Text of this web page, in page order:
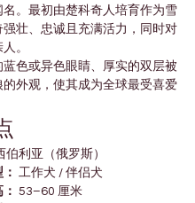
名。最初由楚科奇人培育作为雪
强壮、忠诚且充满活力，同时对
。
色或异色眼睛、厚实的双层被
的外观，使其成为全球最受喜爱
伯利亚（俄罗斯）
工作犬 / 伴侣犬
53–60 厘米